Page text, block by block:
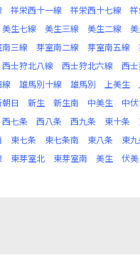
祥栄西十一線 祥栄西十七線
美生七線 美生三線 美生二線
三線 芽室南二線 芽室南五線
西士狩北八線 西士狩北六線
西
雄馬別十線 雄馬別 上美生
日 新生 新生南 中美生 中
西七条 西八条 西九条 東十条
東七条 東七条南 東八条
東
東芽室北 東芽室南 美生 伏美